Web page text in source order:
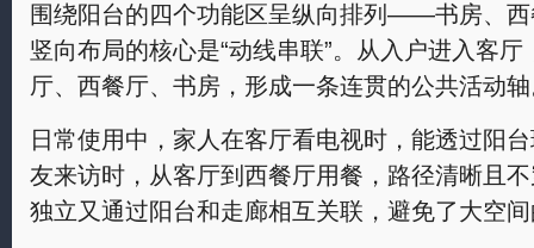
围绕阳台的四个功能区呈纵向排列——书房、
竖向布局的核心是“动线串联”。从入户进入客
厅、西餐厅、书房，形成一条连贯的公共活动
日常使用中，家人在客厅看电视时，能透过阳
友来访时，从客厅到西餐厅用餐，路径清晰且
独立又通过阳台和走廊相互关联，避免了大空